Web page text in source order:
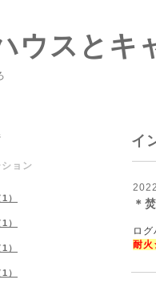
ウスとキ
イ
＊
ロ
耐火
ョン
）
）
）
）